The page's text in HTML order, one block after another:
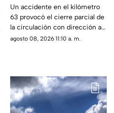
camioneta provoca
cierre parcial en la
México-Cuernavaca
Un accidente en el kilómetro
63 provocó el cierre parcial de
la circulación con dirección a
la Ciudad de México.
agosto 08, 2026 11:10 a. m.